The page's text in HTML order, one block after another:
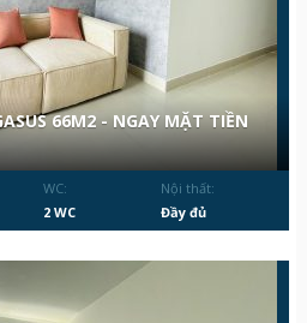
66M2 - NGAY MẶT TIỀN
WC:
2 WC
Nội thất:
Đầy đủ